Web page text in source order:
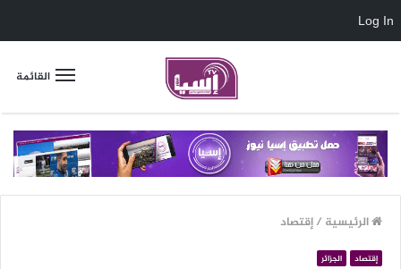
القائمة
الرئيسية /إقتصاد
إقتصاد الجزائر
Log In